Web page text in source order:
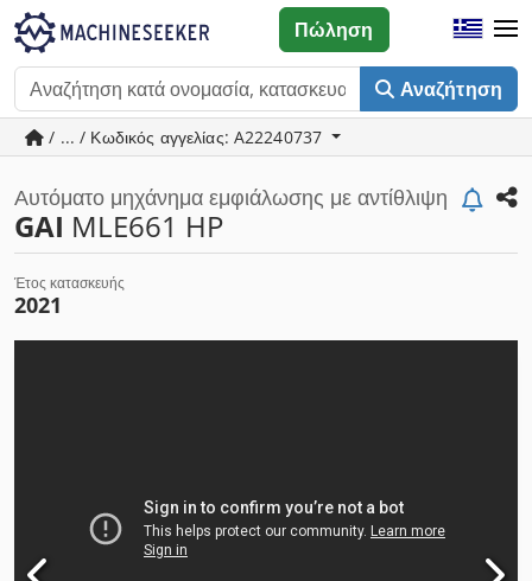
Αναζήτηση
Πώληση
/ ... / Κωδικός αγγελίας: A22240737
Αυτόματο μηχάνημα εμφιάλωσης με αντίθλιψη
GAI MLE661 HP
Έτος κατασκευής
2021